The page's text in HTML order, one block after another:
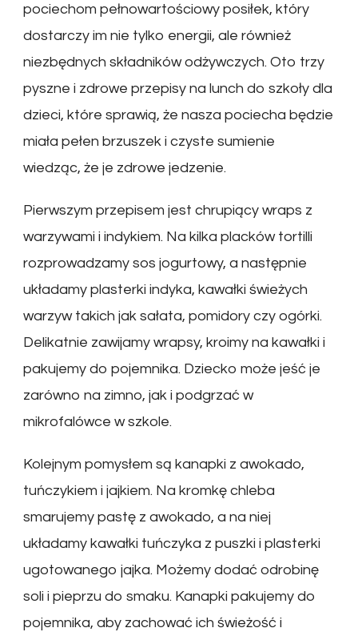
pociechom pełnowartościowy posiłek, który
dostarczy im nie tylko energii, ale również
niezbędnych składników odżywczych. Oto trzy
pyszne i zdrowe przepisy na lunch do szkoły dla
dzieci, które sprawią, że nasza pociecha będzie
miała pełen brzuszek i czyste sumienie
wiedząc, że je zdrowe jedzenie.
Pierwszym przepisem jest chrupiący wraps z
warzywami i indykiem. Na kilka placków tortilli
rozprowadzamy sos jogurtowy, a następnie
układamy plasterki indyka, kawałki świeżych
warzyw takich jak sałata, pomidory czy ogórki.
Delikatnie zawijamy wrapsy, kroimy na kawałki i
pakujemy do pojemnika. Dziecko może jeść je
zarówno na zimno, jak i podgrzać w
mikrofalówce w szkole.
Kolejnym pomysłem są kanapki z awokado,
tuńczykiem i jajkiem. Na kromkę chleba
smarujemy pastę z awokado, a na niej
układamy kawałki tuńczyka z puszki i plasterki
ugotowanego jajka. Możemy dodać odrobinę
soli i pieprzu do smaku. Kanapki pakujemy do
pojemnika, aby zachować ich świeżość i